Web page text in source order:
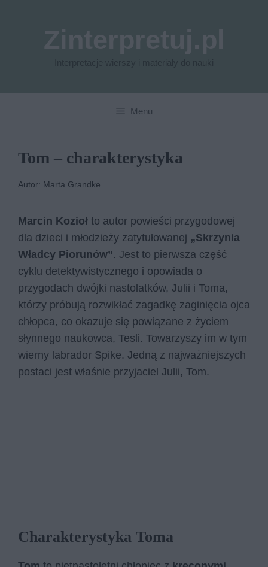
Menu
Tom – charakterystyka
Autor: Marta Grandke
Marcin Kozioł to autor powieści przygodowej
dla dzieci i młodzieży zatytułowanej „Skrzynia
Władcy Piorunów”. Jest to pierwsza część
cyklu detektywistycznego i opowiada o
przygodach dwójki nastolatków, Julii i Toma,
którzy próbują rozwikłać zagadkę zaginięcia ojca
chłopca, co okazuje się powiązane z życiem
słynnego naukowca, Tesli. Towarzyszy im w tym
wierny labrador Spike. Jedną z najważniejszych
postaci jest właśnie przyjaciel Julii, Tom.
Charakterystyka Toma